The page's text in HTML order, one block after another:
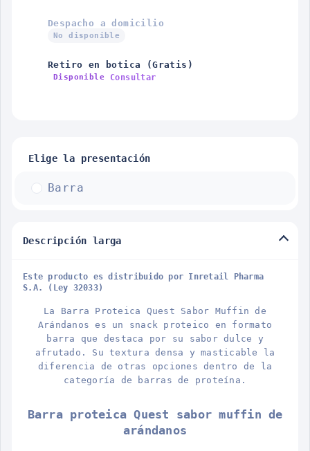
Despacho a domicilio
No disponible
Retiro en botica (Gratis)
Disponible Consultar
Elige la presentación
Barra
Descripción larga
Este producto es distribuido por Inretail Pharma
S.A. (Ley 32033)
La Barra Proteica Quest Sabor Muffin de
Arándanos es un snack proteico en formato
barra que destaca por su sabor dulce y
afrutado. Su textura densa y masticable la
diferencia de otras opciones dentro de la
categoría de barras de proteína.
Barra proteica Quest sabor muffin de
arándanos